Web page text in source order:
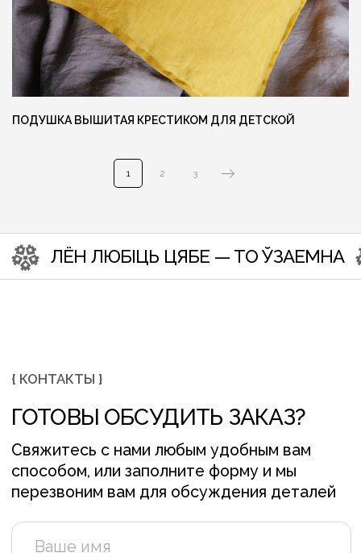
ПОДУШКА ВЫШИТАЯ КРЕСТИКОМ ДЛЯ ДЕТСКОЙ
1 2 3
@MANUFAKTURA_FLAXECO
Ещё больше готовых изделий вы
можете найти в нашем instagram